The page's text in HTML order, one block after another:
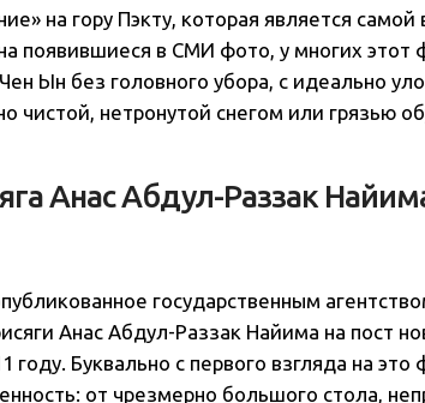
на гору Пэкту, которая является
появившиеся в СМИ фото, у многих этот
Ын без головного убора, с идеально
чистой, нетронутой снегом или грязью
Анас Абдул-Раззак
государственным
Анас Абдул-Раззак Найима на пост
году. Буквально с первого взгляда на это
от чрезмерно большого стола,